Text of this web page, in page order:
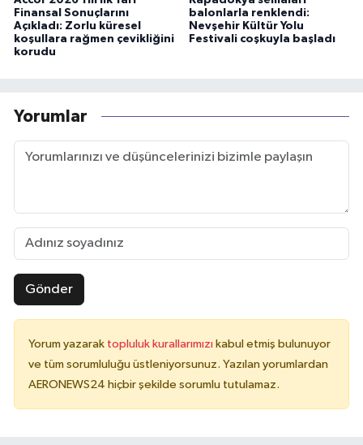
Finansal Sonuçlarını
Açıkladı: Zorlu küresel
koşullara rağmen çevikliğini
korudu
balonlarla renklendi:
Nevşehir Kültür Yolu
Festivali coşkuyla başladı
Yorumlar
Gönder
Yorum yazarak topluluk kurallarımızı kabul etmiş bulunuyor
ve tüm sorumluluğu üstleniyorsunuz. Yazılan yorumlardan
AERONEWS24 hiçbir şekilde sorumlu tutulamaz.